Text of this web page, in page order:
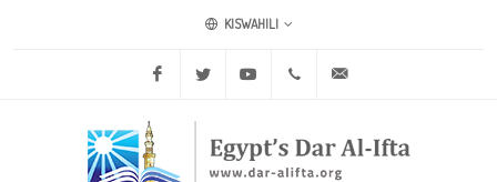
KISWAHILI
Facebook Twitter Youtube +20 2 25970400